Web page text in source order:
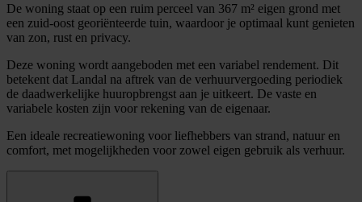
De woning staat op een ruim perceel van 367 m² eigen grond met
een zuid-oost georiënteerde tuin, waardoor je optimaal kunt genieten
van zon, rust en privacy.
Deze woning wordt aangeboden met een variabel rendement. Dit
betekent dat Landal na aftrek van de verhuurvergoeding periodiek
de daadwerkelijke huuropbrengst aan je uitkeert. De vaste en
variabele kosten zijn voor rekening van de eigenaar.
Een ideale recreatiewoning voor liefhebbers van strand, natuur en
comfort, met mogelijkheden voor zowel eigen gebruik als verhuur.